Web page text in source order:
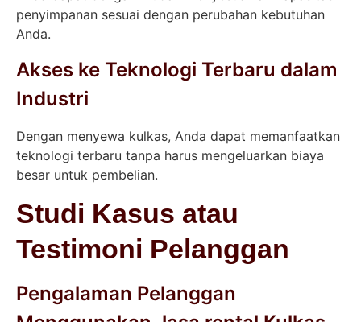
penyimpanan sesuai dengan perubahan kebutuhan
Anda.
Akses ke Teknologi Terbaru dalam
Industri
Dengan menyewa kulkas, Anda dapat memanfaatkan
teknologi terbaru tanpa harus mengeluarkan biaya
besar untuk pembelian.
Studi Kasus atau
Testimoni Pelanggan
Pengalaman Pelanggan